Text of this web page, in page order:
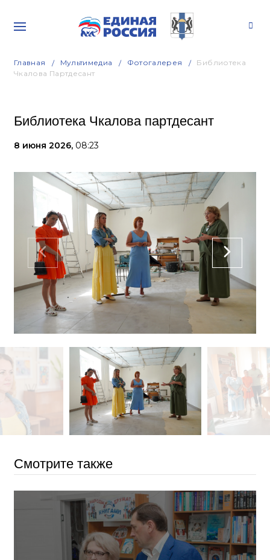
Главная Мультимедиа Фотогалерея
Библиотека
Чкалова Партдесант
Библиотека Чкалова партдесант
8 июня 2026, 08:23
Смотрите также